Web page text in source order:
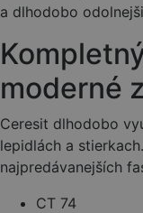
a dlhodobo
moderné
Ceresit dlhodobo
lepidlách a
najpredávanejších
CT 74